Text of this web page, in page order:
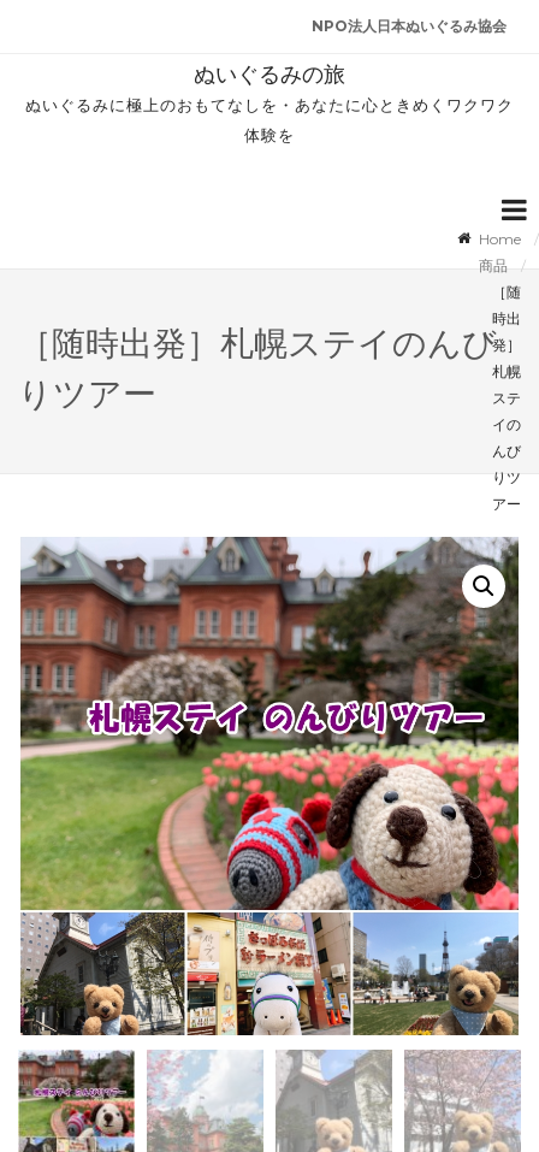
NPO法人日本ぬいぐるみ協会
ぬいぐるみの旅
ぬいぐるみに極上のおもてなしを・あなたに心ときめくワクワク
体験を
［随時出発］札幌ステイのんび
りツアー
Home
商品
［随
時出
発］
札幌
ステ
イの
んび
りツ
アー